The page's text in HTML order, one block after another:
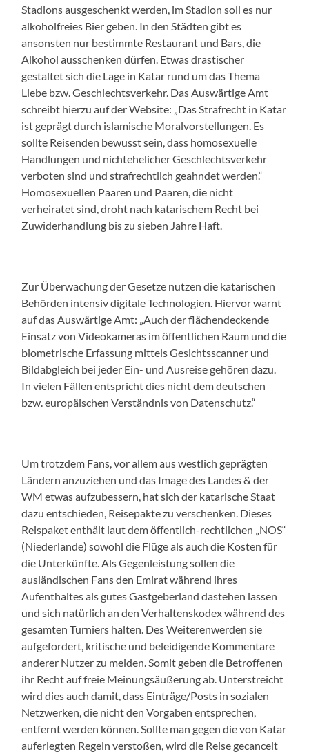
Stadions ausgeschenkt werden, im Stadion soll es nur
alkoholfreies Bier geben. In den Städten gibt es
ansonsten nur bestimmte Restaurant und Bars, die
Alkohol ausschenken dürfen. Etwas drastischer
gestaltet sich die Lage in Katar rund um das Thema
Liebe bzw. Geschlechtsverkehr. Das Auswärtige Amt
schreibt hierzu auf der Website: „Das Strafrecht in Katar
ist geprägt durch islamische Moralvorstellungen. Es
sollte Reisenden bewusst sein, dass homosexuelle
Handlungen und nichtehelicher Geschlechtsverkehr
verboten sind und strafrechtlich geahndet werden.“
Homosexuellen Paaren und Paaren, die nicht
verheiratet sind, droht nach katarischem Recht bei
Zuwiderhandlung bis zu sieben Jahre Haft.
Zur Überwachung der Gesetze nutzen die katarischen
Behörden intensiv digitale Technologien. Hiervor warnt
auf das Auswärtige Amt: „Auch der flächendeckende
Einsatz von Videokameras im öffentlichen Raum und die
biometrische Erfassung mittels Gesichtsscanner und
Bildabgleich bei jeder Ein- und Ausreise gehören dazu.
In vielen Fällen entspricht dies nicht dem deutschen
bzw. europäischen Verständnis von Datenschutz.“
Um trotzdem Fans, vor allem aus westlich geprägten
Ländern anzuziehen und das Image des Landes & der
WM etwas aufzubessern, hat sich der katarische Staat
dazu entschieden, Reisepakte zu verschenken. Dieses
Reispaket enthält laut dem öffentlich-rechtlichen „NOS“
(Niederlande) sowohl die Flüge als auch die Kosten für
die Unterkünfte. Als Gegenleistung sollen die
ausländischen Fans den Emirat während ihres
Aufenthaltes als gutes Gastgeberland dastehen lassen
und sich natürlich an den Verhaltenskodex während des
gesamten Turniers halten. DesWeiterenwerden sie
aufgefordert, kritische und beleidigende Kommentare
anderer Nutzer zu melden. Somit geben die Betroffenen
ihr Recht auf freie Meinungsäußerung ab. Unterstreicht
wird dies auch damit, dass Einträge/Posts in sozialen
Netzwerken, die nicht den Vorgaben entsprechen,
entfernt werden können. Sollte man gegen die von Katar
auferlegten Regeln verstoßen, wird die Reise gecancelt